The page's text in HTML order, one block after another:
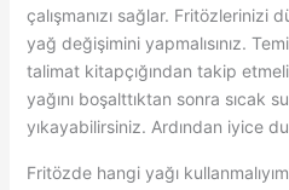
çalışmanızı sağlar. Fritözlerinizi
yağ değişimini yapmalısınız.
talimat kitapçığından takip
yağını boşalttıktan sonra sıcak
yıkayabilirsiniz. Ardından iyice
Fritözde hangi yağı